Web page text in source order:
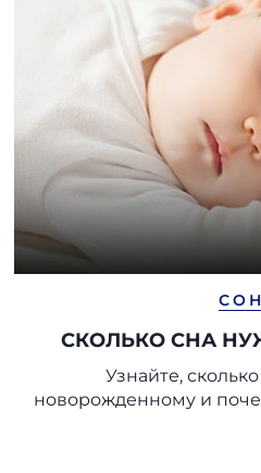
СОН
СКОЛЬКО СНА
Узнайте,
новорожденному и